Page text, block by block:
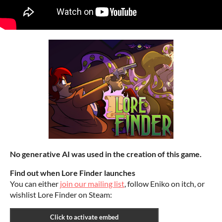
No generative AI was used in the creation of this game.
Find out when Lore Finder launches
You can either join our mailing list, follow Eniko on itch, or
wishlist Lore Finder on Steam: